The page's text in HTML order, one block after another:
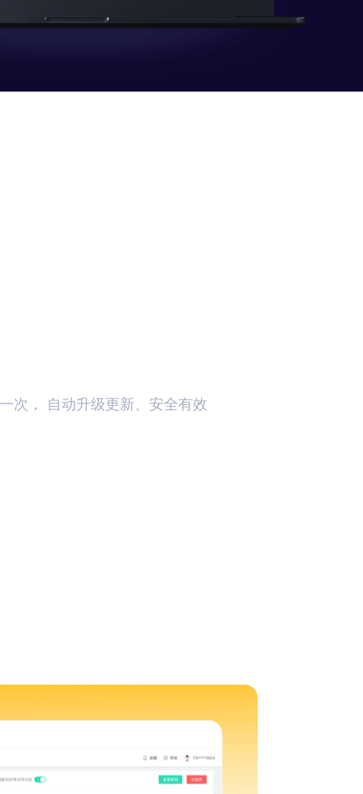
次， 自动升级更新、安全有效